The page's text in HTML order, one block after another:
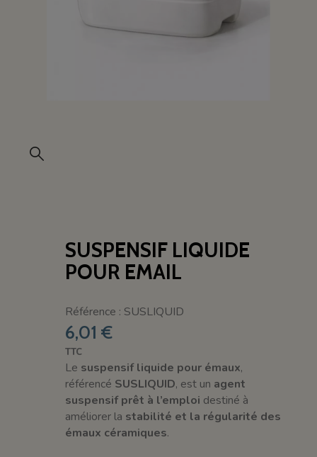
SUSPENSIF LIQUIDE
POUR EMAIL
Référence : SUSLIQUID
6,01 €
TTC
Le suspensif liquide pour émaux,
référencé SUSLIQUID, est un agent
suspensif prêt à l’emploi destiné à
améliorer la stabilité et la régularité des
émaux céramiques.